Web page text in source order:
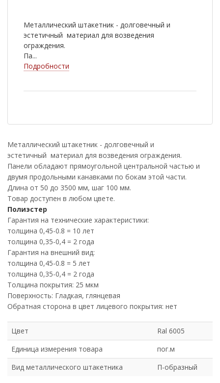
Металлический штакетник - долговечный и
эстетичный материал для возведения
ограждения.
Па...
Подробности
Металлический штакетник - долговечный и
эстетичный материал для возведения ограждения.
Панели обладают прямоугольной центральной частью и
двумя продольными канавками по бокам этой части.
Длина от 50 до 3500 мм, шаг 100 мм.
Товар доступен в любом цвете.
Полиэстер
Гарантия на технические характеристики:
толщина 0,45-0.8 = 10 лет
толщина 0,35-0,4 = 2 года
Гарантия на внешний вид:
толщина 0,45-0.8 = 5 лет
толщина 0,35-0,4 = 2 года
Толщина покрытия: 25 мкм
Поверхность: Гладкая, глянцевая
Обратная сторона в цвет лицевого покрытия: нет
Цвет
Ral 6005
Единица измерения товара
пог.м
Вид металлического штакетника
П-образный